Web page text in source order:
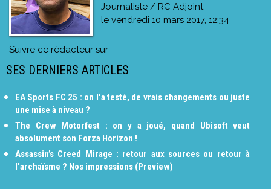
Journaliste / RC Adjoint
le vendredi 10 mars 2017, 12:34
Suivre ce rédacteur sur
SES DERNIERS ARTICLES
EA Sports FC 25 : on l'a testé, de vrais changements ou juste
une mise à niveau ?
The Crew Motorfest : on y a joué, quand Ubisoft veut
absolument son Forza Horizon !
Assassin’s Creed Mirage : retour aux sources ou retour à
l'archaïsme ? Nos impressions (Preview)